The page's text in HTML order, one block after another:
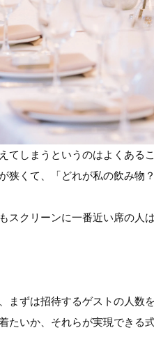
てしまうというのはよくある
くて、「どれが私の飲み物？
クリーンに一番近い席の人
まずは招待するゲストの人数
たいか、それらが実現できる